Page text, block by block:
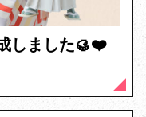
しました🥮❤️